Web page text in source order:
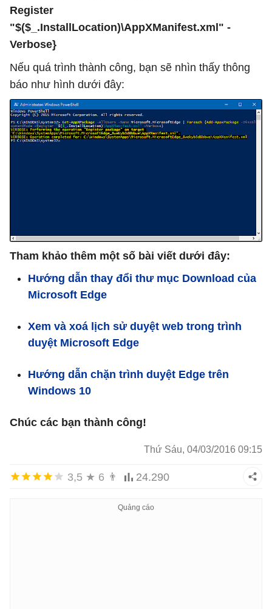
Register
"$($_.InstallLocation)\AppXManifest.xml" -
Verbose}
Nếu quá trình thành công, bạn sẽ nhìn thấy thông
báo như hình dưới đây:
Tham khảo thêm một số bài viết dưới đây:
Hướng dẫn thay đổi thư mục Download của
Microsoft Edge
Xem và xoá lịch sử duyệt web trong trình
duyệt Microsoft Edge
Hướng dẫn chặn trình duyệt Edge trên
Windows 10
Chúc các bạn thành công!
Thứ Sáu, 04/03/2016 09:15
3,5 ★ 6 👨 24.290